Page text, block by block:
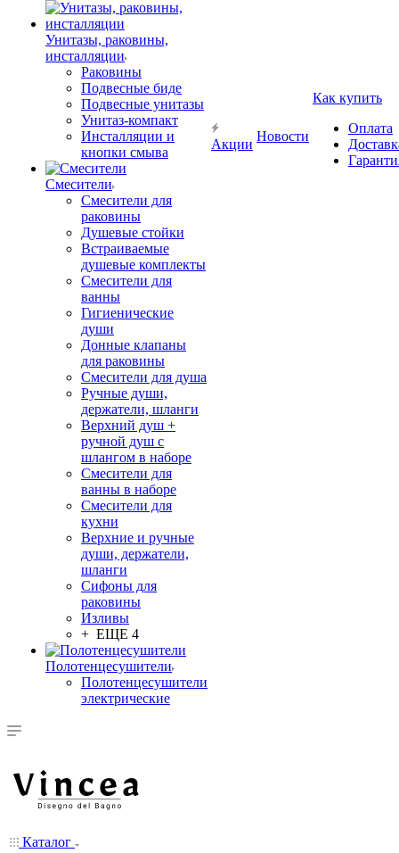
Унитазы, раковины,
инсталляции
Раковины
Подвесные биде
Подвесные унитазы
Унитаз-компакт
Инсталляции и
кнопки смыва
Смесители
Смесители для
раковины
Душевые стойки
Встраиваемые
душевые комплекты
Смесители для
ванны
Гигиенические
души
Донные клапаны
для раковины
Смесители для душа
Ручные души,
держатели, шланги
Верхний душ +
ручной душ с
шлангом в наборе
Смесители для
ванны в наборе
Смесители для
кухни
Верхние и ручные
души, держатели,
шланги
Сифоны для
раковины
Изливы
+ ЕЩЕ 4
Полотенцесушители
Полотенцесушители
электрические
Акции
Новости
Как купить
Оплата
Каталог